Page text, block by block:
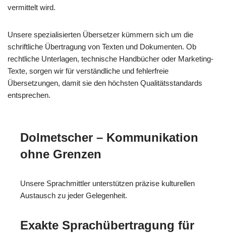
vermittelt wird.
Unsere spezialisierten Übersetzer kümmern sich um die
schriftliche Übertragung von Texten und Dokumenten. Ob
rechtliche Unterlagen, technische Handbücher oder Marketing-
Texte, sorgen wir für verständliche und fehlerfreie
Übersetzungen, damit sie den höchsten Qualitätsstandards
entsprechen.
Dolmetscher – Kommunikation
ohne Grenzen
Unsere Sprachmittler unterstützen präzise kulturellen
Austausch zu jeder Gelegenheit.
Exakte Sprachübertragung für